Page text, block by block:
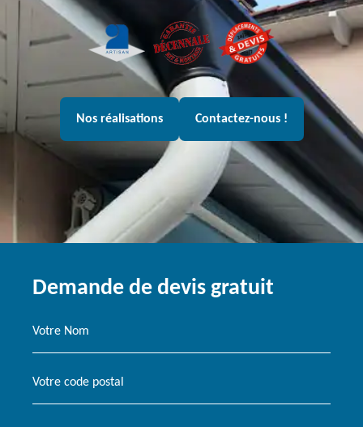
Nos réalisations Contactez-nous !
Demande de devis gratuit